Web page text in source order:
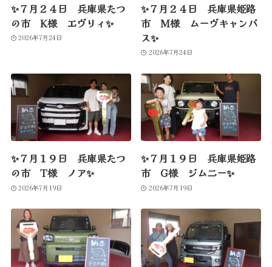
✨７月２４日 兵庫県たつ
の市 K様 エヴリィ✨
2026年7月24日
✨７月２４日 兵庫県姫路
市 M様 ムーヴキャンバ
ス✨
2026年7月24日
✨７月１９日 兵庫県たつ
の市 T様 ノア✨
2026年7月19日
✨７月１９日 兵庫県姫路
市 G様 ジムニー✨
2026年7月19日